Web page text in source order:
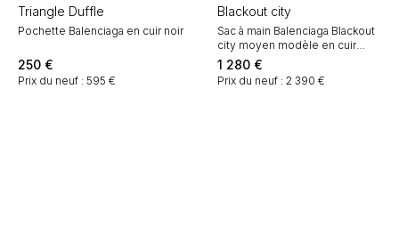
Triangle Duffle
Pochette Balenciaga en cuir noir
250 €
Prix du neuf : 595 €
Blackout city
Sac à main Balenciaga Blackout
city moyen modèle en cuir
grainé beige-rosé
1 280 €
Prix du neuf : 2 390 €